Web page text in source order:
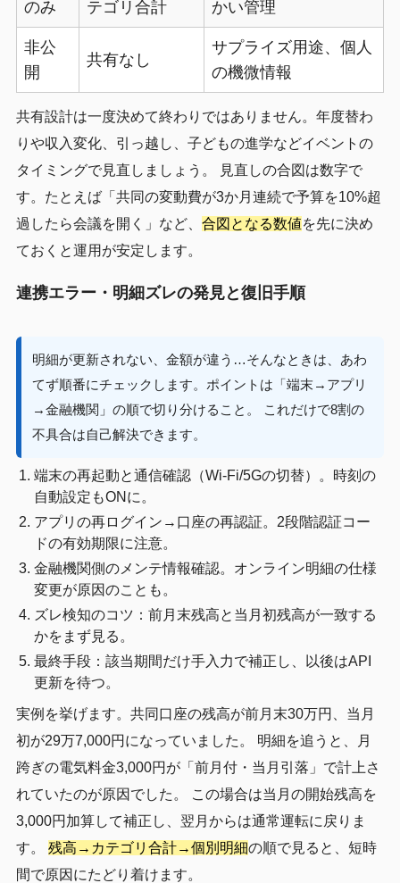
のみ
テゴリ合計
かい管理
非公
開
共有なし
サプライズ用途、個人
の機微情報
共有設計は一度決めて終わりではありません。年度替わ
りや収入変化、引っ越し、子どもの進学などイベントの
タイミングで見直しましょう。 見直しの合図は数字で
す。たとえば「共同の変動費が3か月連続で予算を10%超
過したら会議を開く」など、 合図となる数値を先に決め
ておくと運用が安定します。
連携エラー・明細ズレの発見と復旧手順
明細が更新されない、金額が違う…そんなときは、あわ
てず順番にチェックします。ポイントは「端末→アプリ
→金融機関」の順で切り分けること。 これだけで8割の
不具合は自己解決できます。
端末の再起動と通信確認（Wi-Fi/5Gの切替）。時刻の
自動設定もONに。
アプリの再ログイン→口座の再認証。2段階認証コー
ドの有効期限に注意。
金融機関側のメンテ情報確認。オンライン明細の仕様
変更が原因のことも。
ズレ検知のコツ：前月末残高と当月初残高が一致する
かをまず見る。
最終手段：該当期間だけ手入力で補正し、以後はAPI
更新を待つ。
実例を挙げます。共同口座の残高が前月末30万円、当月
初が29万7,000円になっていました。 明細を追うと、月
跨ぎの電気料金3,000円が「前月付・当月引落」で計上さ
れていたのが原因でした。 この場合は当月の開始残高を
3,000円加算して補正し、翌月からは通常運転に戻りま
す。 残高→カテゴリ合計→個別明細の順で見ると、短時
間で原因にたどり着けます。